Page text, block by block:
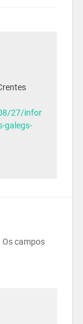
27/infor
galegs-
Os campos